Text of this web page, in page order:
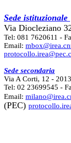
Sede istituzionale
Via Diocleziano
Tel: 081 7620611 -
Email:
Sede secondaria
Via A Corti, 12 -
Tel: 02 23699545 -
Email:
(PEC)